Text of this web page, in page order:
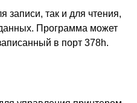
записи, так и для чтения,
Программа может
в порт 378h.